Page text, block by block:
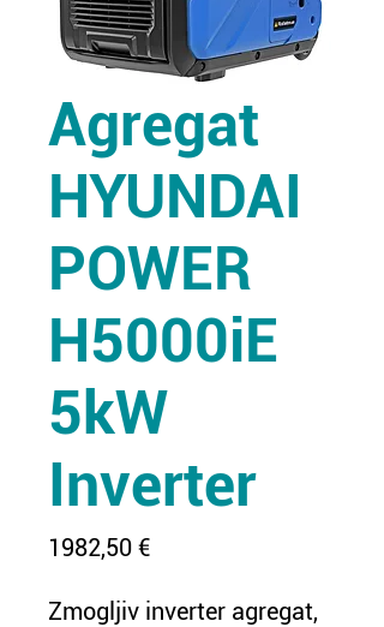
Agregat
HYUNDAI
POWER
H5000iE
5kW
Inverter
1982,50 €
Zmogljiv inverter agregat,